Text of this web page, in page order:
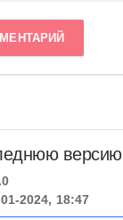
версию
2024, 18:47